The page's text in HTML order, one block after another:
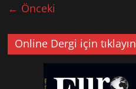
← Önceki
Online Dergi için tıklayın